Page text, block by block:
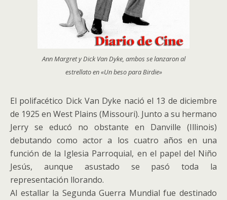
Ann Margret y Dick Van Dyke, ambos se lanzaron al
estrellato en «Un beso para Birdie»
El polifacético Dick Van Dyke nació el 13 de diciembre
de 1925 en West Plains (Missouri). Junto a su hermano
Jerry se educó no obstante en Danville (Illinois)
debutando como actor a los cuatro años en una
función de la Iglesia Parroquial, en el papel del Niño
Jesús, aunque asustado se pasó toda la
representación llorando.
Al estallar la Segunda Guerra Mundial fue destinado